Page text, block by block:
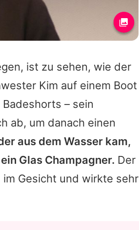
ist zu sehen, wie der
Kim auf einem Boot
– sein
ab, um danach einen
aus dem Wasser kam,
Glas Champagner. Der
Gesicht und wirkte sehr